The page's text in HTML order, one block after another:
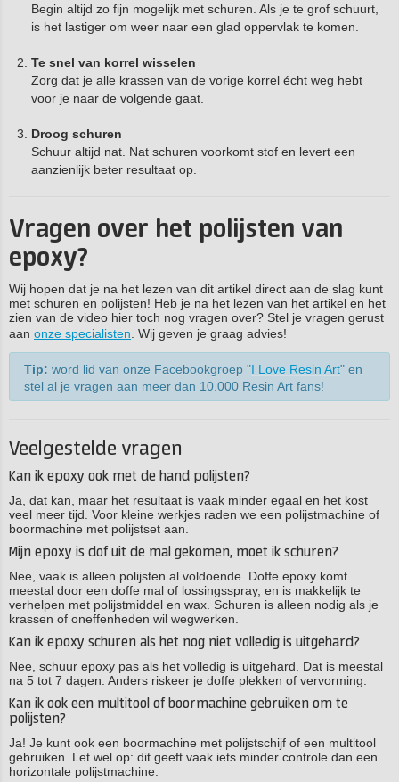
Begin altijd zo fijn mogelijk met schuren. Als je te grof schuurt,
is het lastiger om weer naar een glad oppervlak te komen.
Te snel van korrel wisselen
Zorg dat je alle krassen van de vorige korrel écht weg hebt
voor je naar de volgende gaat.
Droog schuren
Schuur altijd nat. Nat schuren voorkomt stof en levert een
aanzienlijk beter resultaat op.
Vragen over het polijsten van
epoxy?
Wij hopen dat je na het lezen van dit artikel direct aan de slag kunt
met schuren en polijsten! Heb je na het lezen van het artikel en het
zien van de video hier toch nog vragen over? Stel je vragen gerust
aan onze specialisten. Wij geven je graag advies!
Tip: word lid van onze Facebookgroep "I Love Resin Art" en
stel al je vragen aan meer dan 10.000 Resin Art fans!
Veelgestelde vragen
Kan ik epoxy ook met de hand polijsten?
Ja, dat kan, maar het resultaat is vaak minder egaal en het kost
veel meer tijd. Voor kleine werkjes raden we een polijstmachine of
boormachine met polijstset aan.
Mijn epoxy is dof uit de mal gekomen, moet ik schuren?
Nee, vaak is alleen polijsten al voldoende. Doffe epoxy komt
meestal door een doffe mal of lossingsspray, en is makkelijk te
verhelpen met polijstmiddel en wax. Schuren is alleen nodig als je
krassen of oneffenheden wil wegwerken.
Kan ik epoxy schuren als het nog niet volledig is uitgehard?
Nee, schuur epoxy pas als het volledig is uitgehard. Dat is meestal
na 5 tot 7 dagen. Anders riskeer je doffe plekken of vervorming.
Kan ik ook een multitool of boormachine gebruiken om te
polijsten?
Ja! Je kunt ook een boormachine met polijstschijf of een multitool
gebruiken. Let wel op: dit geeft vaak iets minder controle dan een
horizontale polijstmachine.